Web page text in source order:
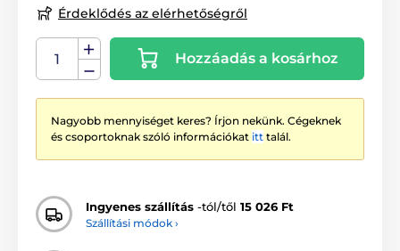
Érdeklődés az elérhetőségről
Hozzáadás a kosárhoz
Nagyobb mennyiséget keres? Írjon nekünk. Cégeknek
és csoportoknak szóló információkat itt talál.
Ingyenes szállítás -tól/től 15 026 Ft
Szállítási módok ›